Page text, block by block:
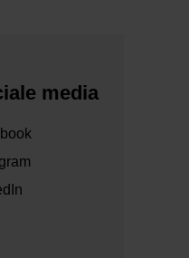
media